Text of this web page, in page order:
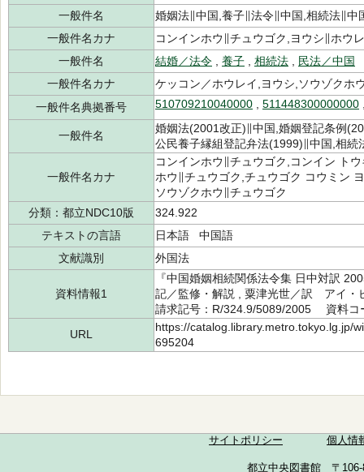
一般件名
婚姻法∥中国,養子∥法令∥中国,相続法∥中
一般件名カナ
コンインホウ∥チュウゴク,ヨウシ∥ホウ
一般件名
結婚／法令 養子 相続法
民法／中国
一般件名カナ
ケッコン／ホウレイ,ヨウシ,ソウゾクホ
一般件名典拠番号
510709210040000 511448300000000
一般件名
婚姻法(2001改正)∥中国,婚姻登記条例
公民養子縁組登記弁法(1999)∥中国,相続
一般件名カナ
コンインホウ∥チュウゴク,コンイン ト
ホウ∥チュウゴク,チュウゴク コウミン
ソウゾクホウ∥チュウゴク
分類：都立NDC10版
324.922
テキストの言語
日本語 中国語
文献識別
外国法
資料情報1
『中国婚姻相続関係法令集 日中対訳
記／監修・解説 , 粟津光世／訳 アイ
請求記号：R/324.9/5089/2005 資料コ
URL
https://catalog.library.metro.tokyo.lg.jp/
695204
サイトポリシー 個人情
都立中央図書館 〒